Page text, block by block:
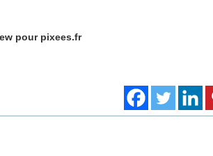
pour pixees.fr